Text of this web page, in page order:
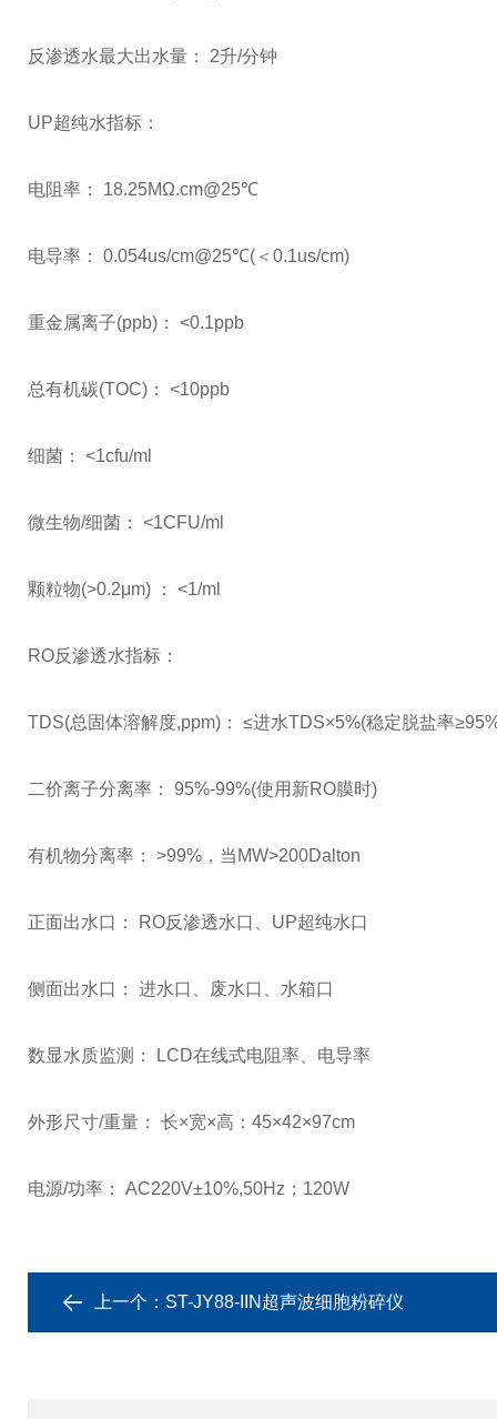
反渗透水最大出水量： 2升/分钟
UP超纯水指标：
电阻率： 18.25MΩ.cm@25℃
电导率： 0.054us/cm@25℃(＜0.1us/cm)
重金属离子(ppb)： <0.1ppb
总有机碳(TOC)： <10ppb
细菌： <1cfu/ml
微生物/细菌： <1CFU/ml
颗粒物(>0.2μm) ： <1/ml
RO反渗透水指标：
TDS(总固体溶解度,ppm)： ≤进水TDS×5%(稳定脱盐率
二价离子分离率： 95%-99%(使用新RO膜时)
有机物分离率： >99%，当MW>200Dalton
正面出水口： RO反渗透水口、UP超纯水口
侧面出水口： 进水口、废水口、水箱口
数显水质监测： LCD在线式电阻率、电导率
外形尺寸/重量： 长×宽×高：45×42×97cm
电源/功率： AC220V±10%,50Hz；120W
上一个： ST-JY88-IIN超声波细胞粉碎仪